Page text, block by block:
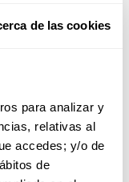
de las cookies
para analizar y
relativas al
accedes; y/o de
de